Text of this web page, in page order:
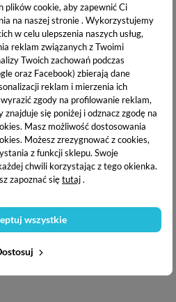
plików cookie, aby zapewnić Ci
na naszej stronie . Wykorzystujemy
w celu ulepszenia naszych usług,
reklam związanych z Twoimi
Twoich zachowań podczas
oraz Facebook) zbierają dane
reklam i mierzenia ich
zgody na profilowanie reklam,
się poniżej i odznacz zgodę na
Masz możliwość dostosowania
Możesz zrezygnować z cookies,
z funkcji sklepu. Swoje
chwili korzystając z tego okienka.
zapoznać siętutaj.
wszystkie
Body Rituals Styling
włosów kręconych i falowanych.
stylizatora w
definiując piękne loki i fale.
posiada 9wymiennych rzędów
akcesoriumdo każdego
rozstawu do
rozczesywaniewłosów na
rozprowadzanie
odzywek i masek.
na tym, że czesząc nią włosy
co się naprężają, a gdy je
położenia. Włosy po
w ramach jednego pasma w to
skrętu pomaga także obły